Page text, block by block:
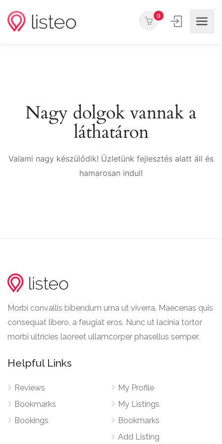
0
Nagy dolgok vannak a
láthatáron
Valami nagy készülődik! Üzletünk fejlesztés alatt áll és
hamarosan indul!
Morbi convallis bibendum urna ut viverra. Maecenas quis
consequat libero, a feugiat eros. Nunc ut lacinia tortor
morbi ultricies laoreet ullamcorper phasellus semper.
Helpful Links
Reviews
Bookmarks
Bookings
My Profile
My Listings
Bookmarks
Add Listing